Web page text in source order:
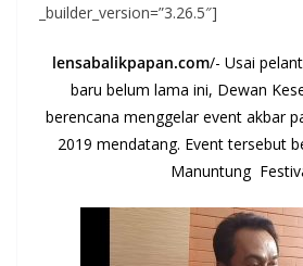
_builder_version=”3.26.5″]
lensabalikpapan.com/- Usai
baru belum lama ini, Dewan
berencana menggelar event akbar
2019 mendatang. Event tersebut
Manuntung